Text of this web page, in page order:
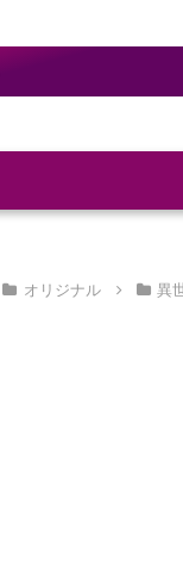
オリジナル 異